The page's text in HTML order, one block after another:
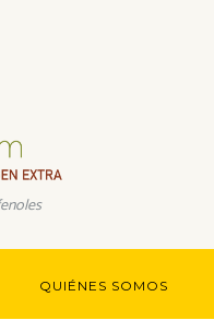
QUIÉNES SOMOS